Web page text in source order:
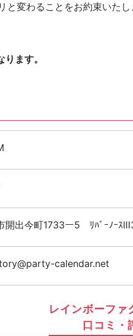
変わることをお約束いたし
ます。
開出今町1733ー5 ﾘﾊﾞｰﾉｰｽ
calendar.net
レインボーファ
口コミ・